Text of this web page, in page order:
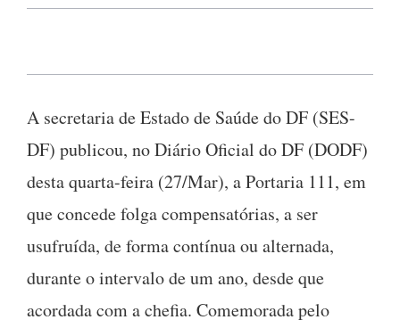
A secretaria de Estado de Saúde do DF (SES-
DF) publicou, no Diário Oficial do DF (DODF)
desta quarta-feira (27/Mar), a Portaria 111, em
que concede folga compensatórias, a ser
usufruída, de forma contínua ou alternada,
durante o intervalo de um ano, desde que
acordada com a chefia. Comemorada pelo